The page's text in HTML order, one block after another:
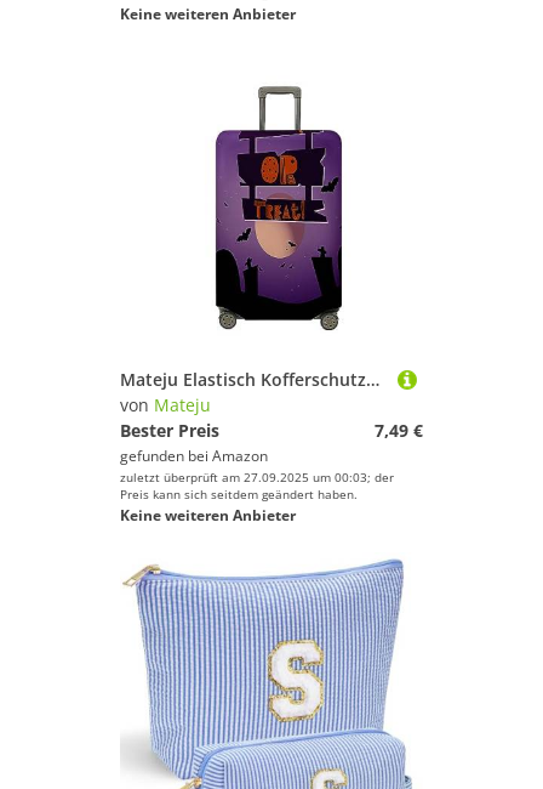
Keine weiteren Anbieter
Mateju Elastisch Kofferschutzhülle, 3D-Halloween Kofferhülle Gepäck Cover, Waschbare Reisekoffer Hülle Trolley Case Kofferbezug für Koffer von 18-32 Zoll (Holzschild,M)
von Mateju
Bester Preis
7,49 €
gefunden bei Amazon
zuletzt überprüft am 27.09.2025 um 00:03; der
Preis kann sich seitdem geändert haben.
Keine weiteren Anbieter